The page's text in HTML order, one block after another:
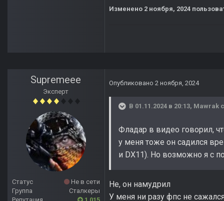
Изменено 2 ноября, 2024
Supremeee
Эксперт
Статус
Не в сети
Группа
Сталкеры
Опубликовано 2 ноября, 2024
В 01.11.2024 в 20:13, Mawrak
Фладар в видео говорил,
у меня тоже он садился
и DX11). Но возможно я с
Не, он намудрил
У меня ни разу фпс не